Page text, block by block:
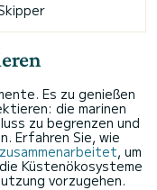
Es zu genießen
die marinen
zu begrenzen und
Erfahren Sie, wie
, um
Küstenökosysteme
vorzugehen.